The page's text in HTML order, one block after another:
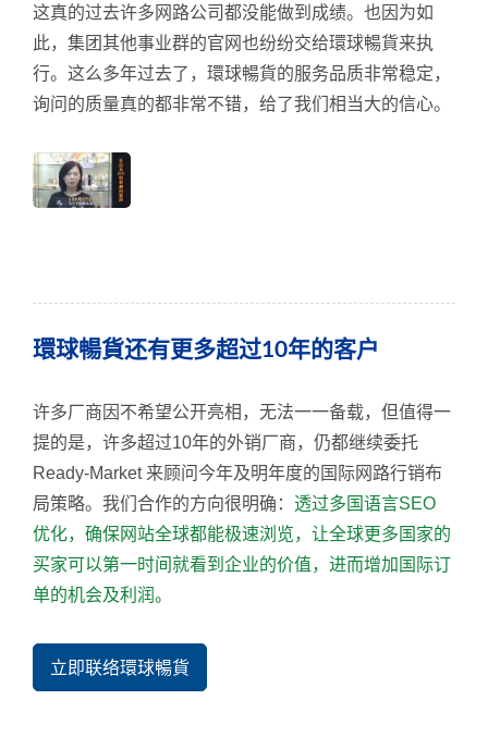
这真的过去许多网路公司都没能做到成绩。也因为如
此，集团其他事业群的官网也纷纷交给環球暢貨来执
行。这么多年过去了，環球暢貨的服务品质非常稳定，
询问的质量真的都非常不错，给了我们相当大的信心。
環球暢貨还有更多超过10年的客户
许多厂商因不希望公开亮相，无法一一备载，但值得一
提的是，许多超过10年的外销厂商，仍都继续委托
Ready-Market 来顾问今年及明年度的国际网路行销布
局策略。我们合作的方向很明确： 透过多国语言SEO
优化，确保网站全球都能极速浏览，让全球更多国家的
买家可以第一时间就看到企业的价值，进而增加国际订
单的机会及利润。
立即联络環球暢貨